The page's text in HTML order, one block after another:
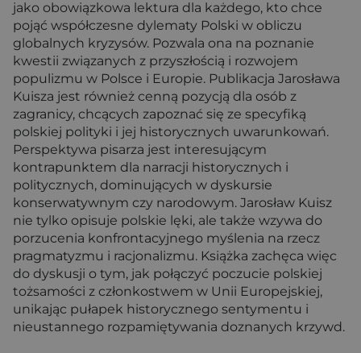
jako obowiązkowa lektura dla każdego, kto chce
pojąć współczesne dylematy Polski w obliczu
globalnych kryzysów. Pozwala ona na poznanie
kwestii związanych z przyszłością i rozwojem
populizmu w Polsce i Europie. Publikacja Jarosława
Kuisza jest również cenną pozycją dla osób z
zagranicy, chcących zapoznać się ze specyfiką
polskiej polityki i jej historycznych uwarunkowań.
Perspektywa pisarza jest interesującym
kontrapunktem dla narracji historycznych i
politycznych, dominujących w dyskursie
konserwatywnym czy narodowym. Jarosław Kuisz
nie tylko opisuje polskie lęki, ale także wzywa do
porzucenia konfrontacyjnego myślenia na rzecz
pragmatyzmu i racjonalizmu. Książka zachęca więc
do dyskusji o tym, jak połączyć poczucie polskiej
tożsamości z członkostwem w Unii Europejskiej,
unikając pułapek historycznego sentymentu i
nieustannego rozpamiętywania doznanych krzywd.